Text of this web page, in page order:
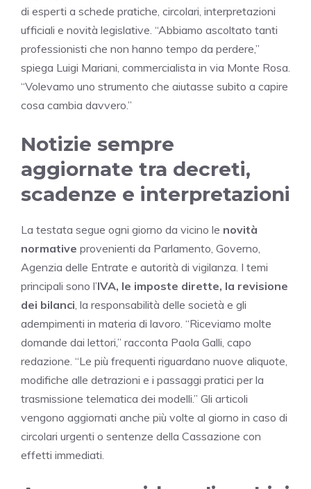
di esperti a schede pratiche, circolari, interpretazioni
ufficiali e novità legislative. “Abbiamo ascoltato tanti
professionisti che non hanno tempo da perdere,”
spiega Luigi Mariani, commercialista in via Monte Rosa.
“Volevamo uno strumento che aiutasse subito a capire
cosa cambia davvero.”
Notizie sempre
aggiornate tra decreti,
scadenze e interpretazioni
La testata segue ogni giorno da vicino le novità
normative provenienti da Parlamento, Governo,
Agenzia delle Entrate e autorità di vigilanza. I temi
principali sono l’IVA, le imposte dirette, la revisione
dei bilanci , la responsabilità delle società e gli
adempimenti in materia di lavoro. “Riceviamo molte
domande dai lettori,” racconta Paola Galli, capo
redazione. “Le più frequenti riguardano nuove aliquote,
modifiche alle detrazioni e i passaggi pratici per la
trasmissione telematica dei modelli.” Gli articoli
vengono aggiornati anche più volte al giorno in caso di
circolari urgenti o sentenze della Cassazione con
effetti immediati.